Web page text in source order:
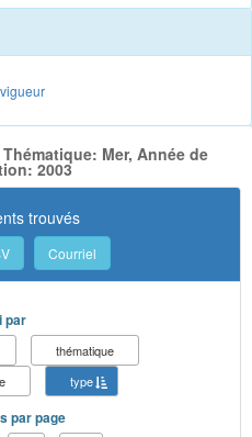
Mer, Année de
2003
trouvés
Courriel
par
thématique
type
par page